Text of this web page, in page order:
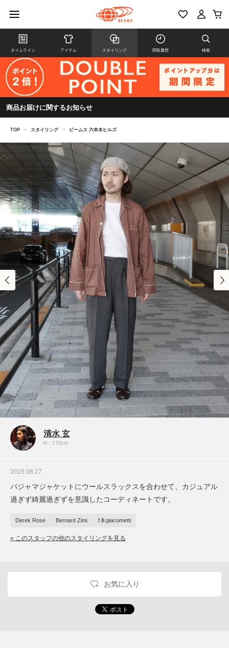
タイムライン アイテム スタイリング 閲覧履歴 検索
商品お届けに関するお知らせ
TOP > スタイリング > ビームス 六本木ヒルズ
清水 玄
H：170cm
2025.06.27
パジャマジャケットにウールスラックスを合わせて、カジュアル
過ぎず綺麗過ぎずを意識したコーディネートです。
Derek Rose Bernard Zins f.lli.giacometti
» このスタッフの他のスタイリングを見る
お気に入り